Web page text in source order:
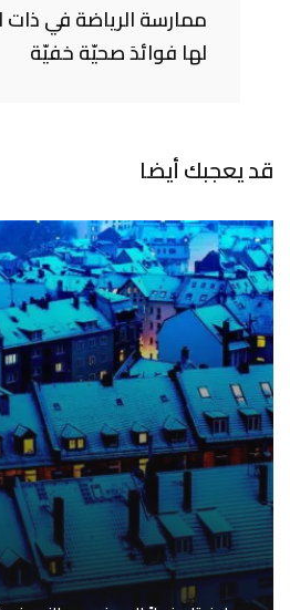
ممارسة الرياضة في
لها فوائدَ صحيّة خفيّة
قد يعجبك أيضا